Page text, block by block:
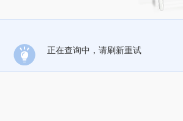
正在查询中，请刷新重试